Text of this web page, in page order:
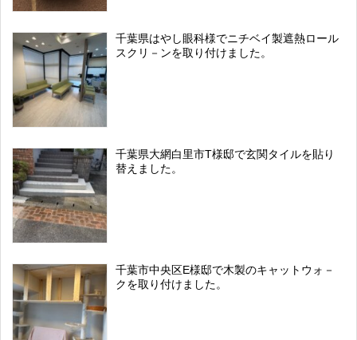
千葉県はやし眼科様でニチベイ製遮熱ロール
スクリ－ンを取り付けました。
千葉県大網白里市T様邸で玄関タイルを貼り
替えました。
千葉市中央区E様邸で木製のキャットウォ－
クを取り付けました。